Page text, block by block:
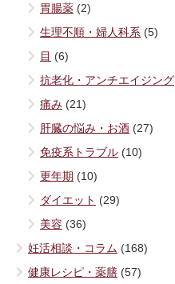
胃腸薬 (2)
生理不順・婦人科系 (5)
目 (6)
抗老化・アンチエイジング
痛み (21)
肝臓の悩み・お酒 (27)
免疫系トラブル (10)
更年期 (10)
ダイエット (29)
美容 (36)
妊活相談・コラム (168)
健康レシピ・薬膳 (57)